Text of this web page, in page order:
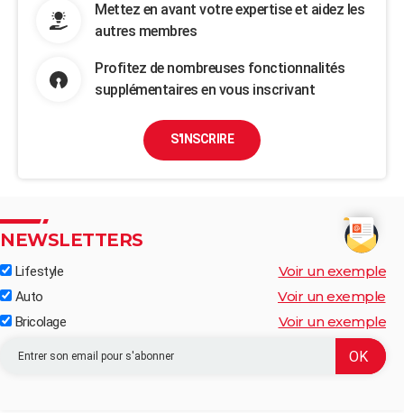
Mettez en avant votre expertise et aidez les
autres membres
Profitez de nombreuses fonctionnalités
supplémentaires en vous inscrivant
S'INSCRIRE
NEWSLETTERS
Lifestyle Voir un exemple
Auto Voir un exemple
Bricolage Voir un exemple